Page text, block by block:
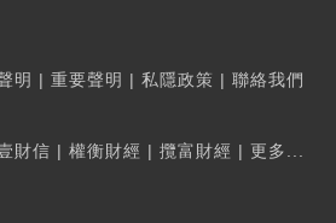
明 | 重要聲明 | 私隱政策 | 聯絡我們
財信 | 權衡財經 | 攬富財經 | 更多...